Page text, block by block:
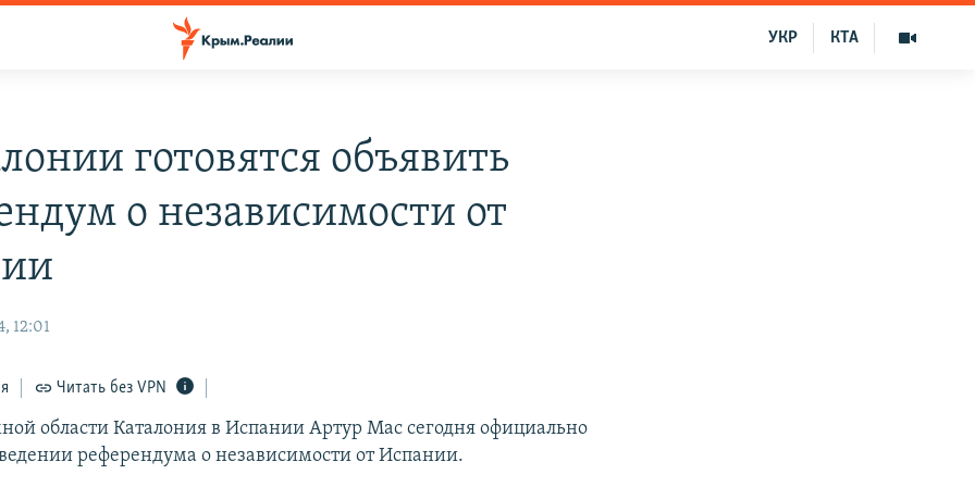
КТА
УКР
готовятся объявить
о независимости от
12:01
Читать без VPN
области Каталония в Испании Артур Мас сегодня официально
референдума о независимости от Испании.